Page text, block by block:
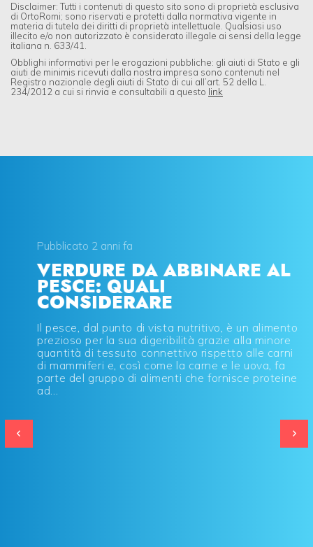
Disclaimer: Tutti i contenuti di questo sito sono di proprietà esclusiva
di OrtoRomi; sono riservati e protetti dalla normativa vigente in
materia di tutela dei diritti di proprietà intellettuale. Qualsiasi uso
illecito e/o non autorizzato è considerato illegale ai sensi della legge
italiana n. 633/41.
Obblighi informativi per le erogazioni pubbliche: gli aiuti di Stato e gli
aiuti de minimis ricevuti dalla nostra impresa sono contenuti nel
Registro nazionale degli aiuti di Stato di cui all’art. 52 della L.
234/2012 a cui si rinvia e consultabili a questo link
Pubblicato 2 anni fa
VERDURE DA ABBINARE AL
PESCE: QUALI
CONSIDERARE
Il pesce, dal punto di vista nutritivo, è un alimento
prezioso per la sua digeribilità grazie alla minore
quantità di tessuto connettivo rispetto alle carni
di mammiferi e, così come la carne e le uova, fa
parte del gruppo di alimenti che fornisce proteine
ad...